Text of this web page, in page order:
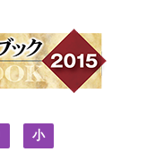
小